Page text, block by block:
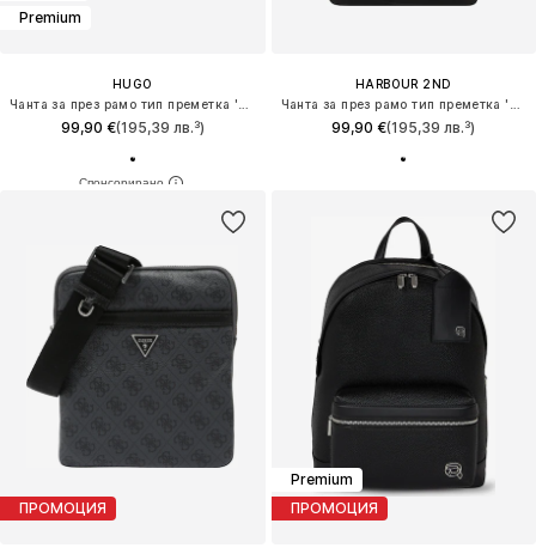
Premium
HUGO
99,90 €(195,39 лв.³)
HARBOUR 2ND
99,90 €(195,39 лв.³)
ПРОМОЦИЯ
Premium
ПРОМОЦИЯ